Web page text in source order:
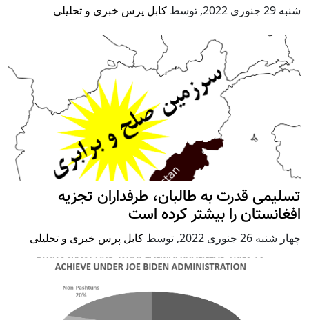
شنبه 29 جنوری 2022 , توسط کابل پرس خبری و تحلیلی
تسلیمی قدرت به طالبان، طرفداران تجزیه
افغانستان را بیشتر کرده است
چهار شنبه 26 جنوری 2022 , توسط کابل پرس خبری و تحلیلی